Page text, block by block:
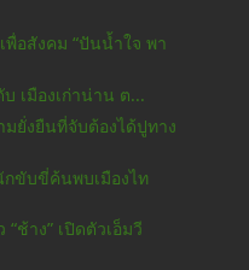
พื่อสังคม “ปันน้ำใจ พา
เมืองเก่าน่าน ต...
ยั่งยืนที่จับต้องได้ปูทาง
ขับขี่ค้นพบเมืองไท
ช้าง” เปิดตัวเอ็มวี